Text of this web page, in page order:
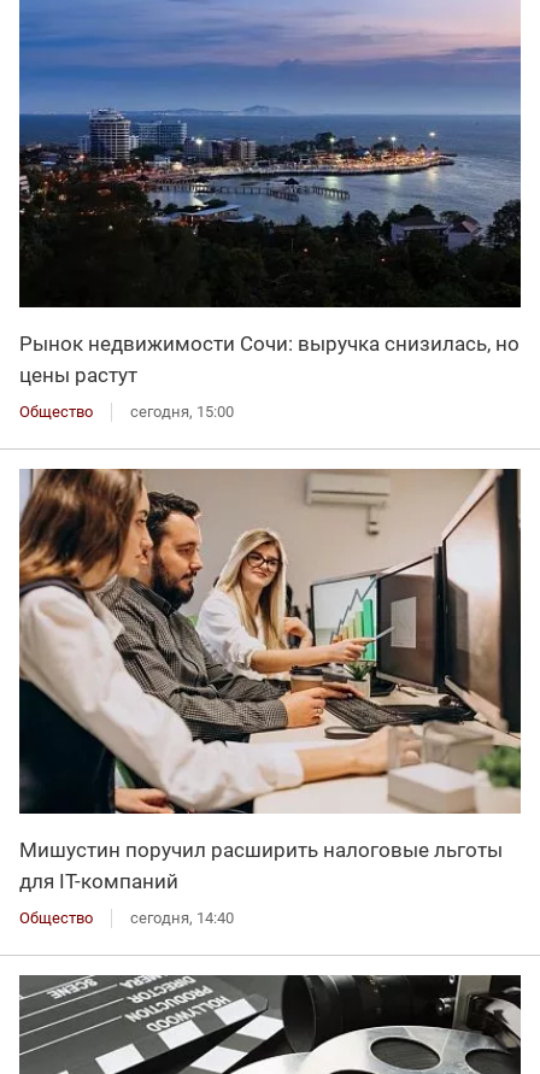
Рынок недвижимости Сочи: выручка снизилась, но
цены растут
Общество сегодня, 15:00
Мишустин поручил расширить налоговые льготы
для IT-компаний
Общество сегодня, 14:40